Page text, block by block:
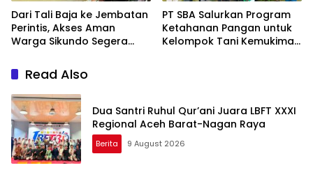
Dari Tali Baja ke Jembatan
Perintis, Akses Aman
Warga Sikundo Segera
PT SBA Salurkan Program
Ketahanan Pangan untuk
Kelompok Tani Kemukiman
Read Also
Dua Santri Ruhul Qur’ani Juara LBFT XXXI
Regional Aceh Barat-Nagan Raya
Berita 9 August 2026